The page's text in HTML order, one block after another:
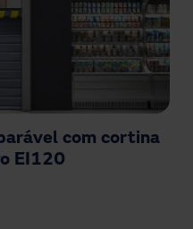
com cortina
EI120